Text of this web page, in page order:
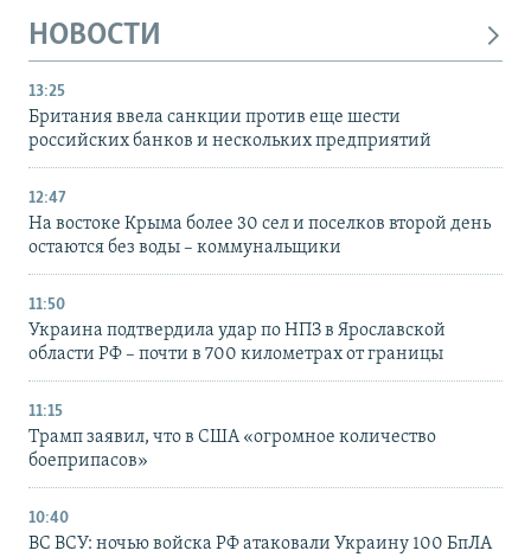
НОВОСТИ
13:25
Британия ввела санкции против еще шести
российских банков и нескольких предприятий
12:47
На востоке Крыма более 30 сел и поселков второй день
остаются без воды – коммунальщики
11:50
Украина подтвердила удар по НПЗ в Ярославской
области РФ – почти в 700 километрах от границы
11:15
Трамп заявил, что в США «огромное количество
боеприпасов»
10:40
ВС ВСУ: ночью войска РФ атаковали Украину 100 БпЛА